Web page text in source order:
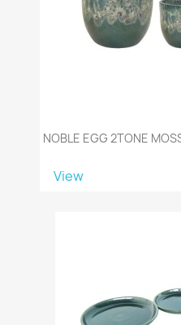
NOBLE EGG 2TONE
View